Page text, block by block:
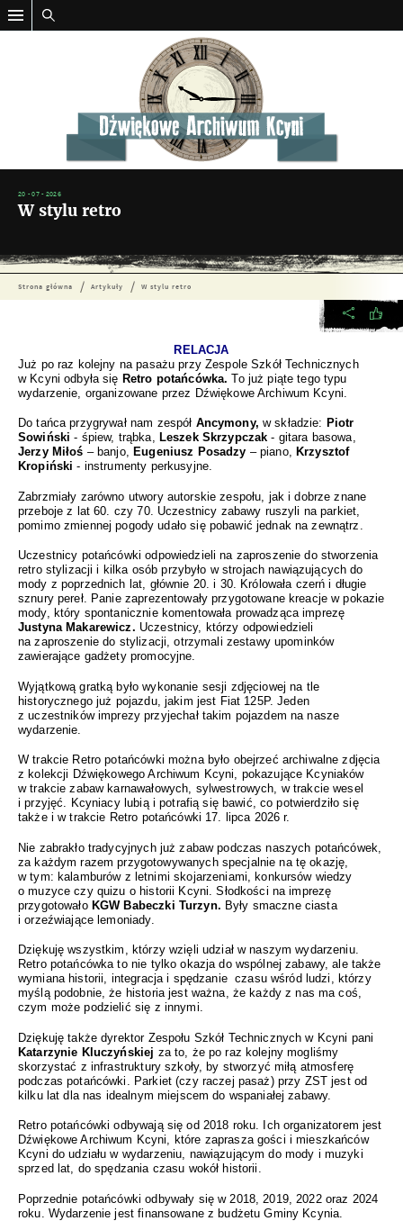
20 - 07 - 2026
W stylu retro
Strona główna Artykuły W stylu retro
RELACJA
Już po raz kolejny na pasażu przy Zespole Szkół Technicznych
w Kcyni odbyła się Retro potańcówka. To już piąte tego typu
wydarzenie, organizowane przez Dźwiękowe Archiwum Kcyni.
Do tańca przygrywał nam zespół Ancymony, w składzie: Piotr
Sowiński - śpiew, trąbka, Leszek Skrzypczak - gitara basowa,
Jerzy Miłoś – banjo, Eugeniusz Posadzy – piano, Krzysztof
Kropiński - instrumenty perkusyjne.
Zabrzmiały zarówno utwory autorskie zespołu, jak i dobrze znane
przeboje z lat 60. czy 70. Uczestnicy zabawy ruszyli na parkiet,
pomimo zmiennej pogody udało się pobawić jednak na zewnątrz.
Uczestnicy potańcówki odpowiedzieli na zaproszenie do stworzenia
retro stylizacji i kilka osób przybyło w strojach nawiązujących do
mody z poprzednich lat, głównie 20. i 30. Królowała czerń i długie
sznury pereł. Panie zaprezentowały przygotowane kreacje w pokazie
mody, który spontanicznie komentowała prowadząca imprezę
Justyna Makarewicz. Uczestnicy, którzy odpowiedzieli
na zaproszenie do stylizacji, otrzymali zestawy upominków
zawierające gadżety promocyjne.
Wyjątkową gratką było wykonanie sesji zdjęciowej na tle
historycznego już pojazdu, jakim jest Fiat 125P. Jeden
z uczestników imprezy przyjechał takim pojazdem na nasze
wydarzenie.
W trakcie Retro potańcówki można było obejrzeć archiwalne zdjęcia
z kolekcji Dźwiękowego Archiwum Kcyni, pokazujące Kcyniaków
w trakcie zabaw karnawałowych, sylwestrowych, w trakcie wesel
i przyjęć. Kcyniacy lubią i potrafią się bawić, co potwierdziło się
także i w trakcie Retro potańcówki 17. lipca 2026 r.
Nie zabrakło tradycyjnych już zabaw podczas naszych potańcówek,
za każdym razem przygotowywanych specjalnie na tę okazję,
w tym: kalamburów z letnimi skojarzeniami, konkursów wiedzy
o muzyce czy quizu o historii Kcyni. Słodkości na imprezę
przygotowało KGW Babeczki Turzyn. Były smaczne ciasta
i orzeźwiające lemoniady.
Dziękuję wszystkim, którzy wzięli udział w naszym wydarzeniu.
Retro potańcówka to nie tylko okazja do wspólnej zabawy, ale także
wymiana historii, integracja i spędzanie czasu wśród ludzi, którzy
myślą podobnie, że historia jest ważna, że każdy z nas ma coś,
czym może podzielić się z innymi.
Dziękuję także dyrektor Zespołu Szkół Technicznych w Kcyni pani
Katarzynie Kluczyńskiej za to, że po raz kolejny mogliśmy
skorzystać z infrastruktury szkoły, by stworzyć miłą atmosferę
podczas potańcówki. Parkiet (czy raczej pasaż) przy ZST jest od
kilku lat dla nas idealnym miejscem do wspaniałej zabawy.
Retro potańcówki odbywają się od 2018 roku. Ich organizatorem jest
Dźwiękowe Archiwum Kcyni, które zaprasza gości i mieszkańców
Kcyni do udziału w wydarzeniu, nawiązującym do mody i muzyki
sprzed lat, do spędzania czasu wokół historii.
Poprzednie potańcówki odbywały się w 2018, 2019, 2022 oraz 2024
roku. Wydarzenie jest finansowane z budżetu Gminy Kcynia.